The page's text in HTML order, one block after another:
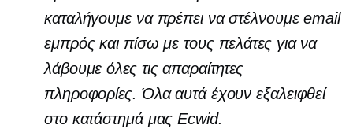
καταλήγουμε να πρέπει να στέλνουμε email
εμπρός και πίσω με τους πελάτες για να
λάβουμε όλες τις απαραίτητες
πληροφορίες. Όλα αυτά έχουν εξαλειφθεί
στο κατάστημά μας Ecwid.